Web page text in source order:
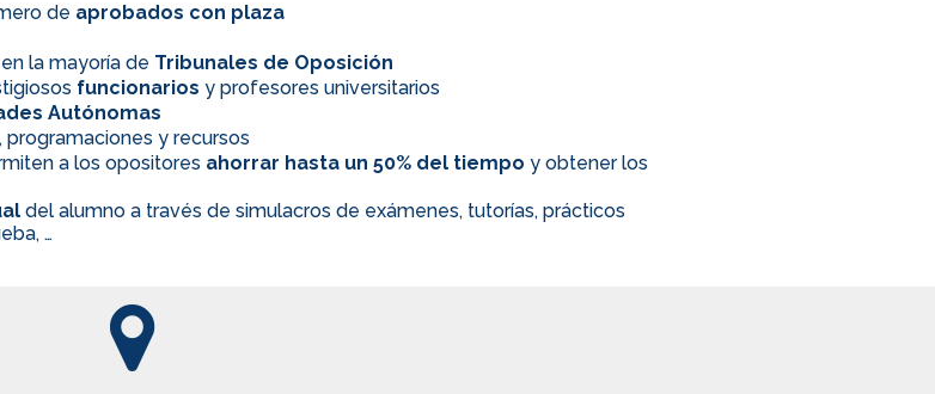
de aprobados con plaza
la mayoría de Tribunales de Oposición
funcionarios y profesores universitarios
Autónomas
programaciones y recursos
a los opositores ahorrar hasta un 50% del tiempo y obtener los
del alumno a través de simulacros de exámenes, tutorías, prácticos
…